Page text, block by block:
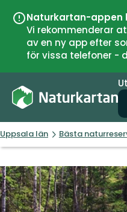
Naturkartan-appen
Vi rekommenderar
av en ny app efter
för vissa telefoner -
Uppsala län Bästa